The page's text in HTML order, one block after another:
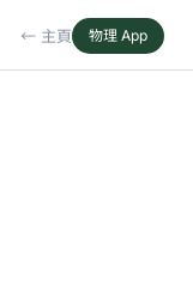
← 主頁 物理 App